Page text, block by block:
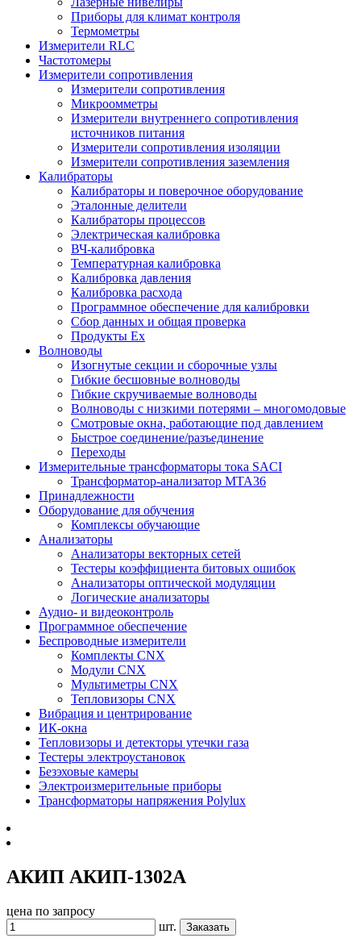
Приборы для климат контроля
Термометры
Измерители RLC
Частотомеры
Измерители сопротивления
Измерители сопротивления
Микроомметры
Измерители внутреннего сопротивления
источников питания
Измерители сопротивления изоляции
Измерители сопротивления заземления
Калибраторы
Калибраторы и поверочное оборудование
Эталонные делители
Калибраторы процессов
Электрическая калибровка
ВЧ-калибровка
Температурная калибровка
Калибровка давления
Калибровка расхода
Программное обеспечение для калибровки
Сбор данных и общая проверка
Продукты Ex
Волноводы
Изогнутые секции и сборочные узлы
Гибкие бесшовные волноводы
Гибкие скручиваемые волноводы
Волноводы с низкими потерями – многомодовые
Смотровые окна, работающие под давлением
Быстрое соединение/разъединение
Переходы
Измерительные трансформаторы тока SACI
Трансформатор-анализатор MTA36
Принадлежности
Оборудование для обучения
Комплексы обучающие
Анализаторы
Анализаторы векторных сетей
Тестеры коэффициента битовых ошибок
Анализаторы оптической модуляции
Логические анализаторы
Аудио- и видеоконтроль
Программное обеспечение
Беспроводные измерители
Комплекты CNX
Модули CNX
Мультиметры CNX
Тепловизоры CNX
Вибрация и центрирование
ИК-окна
Тепловизоры и детекторы утечки газа
Тестеры электроустановок
Безэховые камеры
Электроизмерительные приборы
Трансформаторы напряжения Polylux
АКИП АКИП-1302А
цена по запросу
шт.
Заказать